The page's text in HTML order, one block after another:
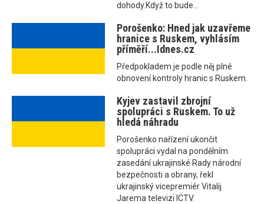
dohody.Když to bude...
Porošenko: Hned jak uzavřeme
hranice s Ruskem, vyhlásím
příměří...Idnes.cz
Předpokladem je podle něj plné
obnovení kontroly hranic s Ruskem.
Kyjev zastavil zbrojní
spolupráci s Ruskem. To už
hledá náhradu
Porošenko nařízení ukončit
spolupráci vydal na pondělním
zasedání ukrajinské Rady národní
bezpečnosti a obrany, řekl
ukrajinský vicepremiér Vitalij
Jarema televizi ICTV.